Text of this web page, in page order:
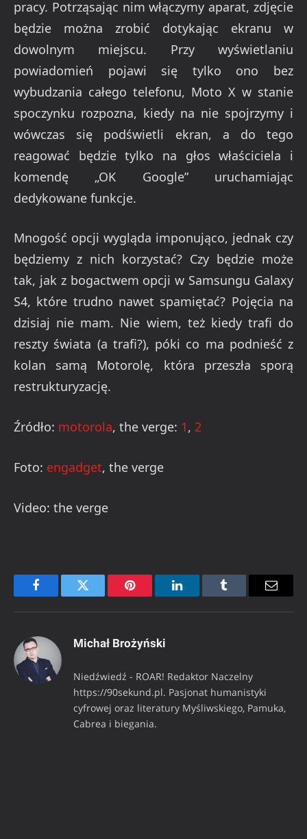
pracy. Potrząsając nim włączymy aparat, zdjęcie
będzie można zrobić dotykając ekranu w
dowolnym miejscu. Przy wyświetlaniu
powiadomień pojawi się tylko ono bez
wybudzania całego telefonu, Moto X w stanie
spoczynku rozpozna, kiedy na nie spojrzymy i
wówczas się podświetli ekran, a do tego
reagować będzie tylko na głos właściciela i
komendę „OK Google” uruchamiając
dedykowane funkcje.
Mnogość opcji wygląda imponująco, jednak czy
będziemy z nich korzystać? Czy będzie może
tak, jak z bogactwem opcji w Samsungu Galaxy
S4, które trudno nawet spamiętać? Pojęcia na
dzisiaj nie mam. Nie wiem, też kiedy trafi do
reszty świata (a trafi?), póki co ma podnieść z
kolan samą Motorolę, która przeszła sporą
restrukturyzację.
Źródło: motorola, the verge: 1, 2
Foto: engadget, the verge
Video: the verge
FacebookTwitter Pinterest LinkedInTumblr Email
Michał Brożyński
Niedźwiedź - ROAR! Redaktor Naczelny
https://90sekund.pl. Pasjonat humanistyki
cyfrowej oraz literatury Myśliwskiego, Pamuka,
Cabrea i biegania.